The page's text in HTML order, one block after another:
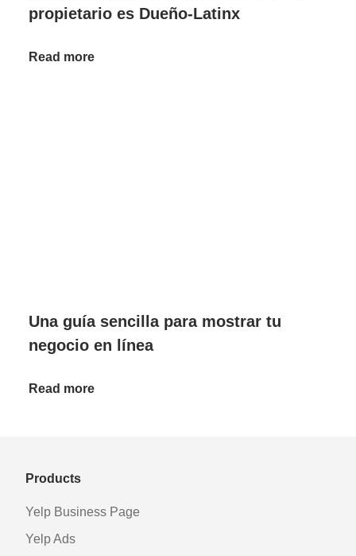
propietario es Dueño-Latinx
Read more
Una guía sencilla para mostrar tu
negocio en línea
Read more
Products
Yelp Business Page
Yelp Ads